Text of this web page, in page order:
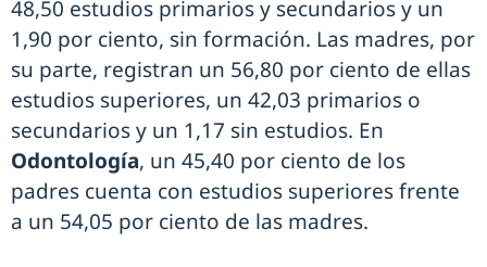
48,50 estudios primarios y secundarios y un
1,90 por ciento, sin formación. Las madres, por
su parte, registran un 56,80 por ciento de ellas
estudios superiores, un 42,03 primarios o
secundarios y un 1,17 sin estudios. En
Odontología, un 45,40 por ciento de los
padres cuenta con estudios superiores frente
a un 54,05 por ciento de las madres.